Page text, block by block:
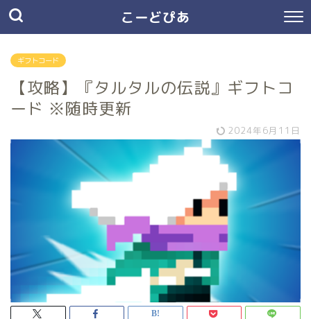
こーどぴあ
ギフトコード
【攻略】『タルタルの伝説』ギフトコ
ード ※随時更新
2024年6月11日